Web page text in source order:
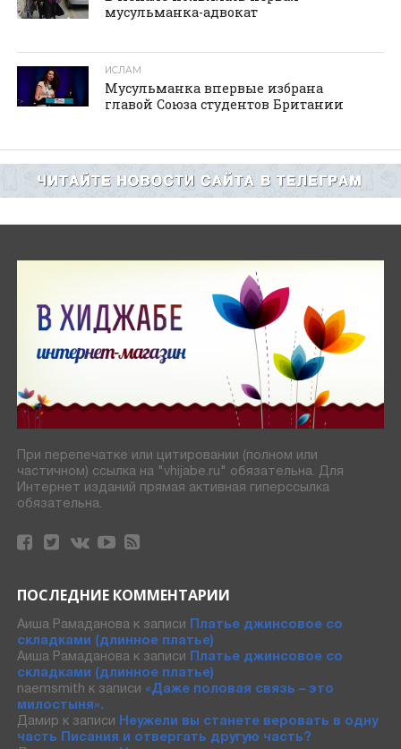
мусульманка-адвокат
ИСЛАМ
Мусульманка впервые избрана
главой Союза студентов Британии
При перепечатке или цитировании (полном или
частичном) ссылка на "vhijabe.ru" обязательна. Для
Интернет изданий прямая активная гиперссылка
обязательна.
ПОСЛЕДНИЕ КОММЕНТАРИИ
Аиша Рамадановак записи Платье джинсовое со
складками (длинное платье)
Аиша Рамадановак записи Платье джинсовое со
складками (длинное платье)
naemsmith к записи «Даже половая связь – это
милостыня».
Дамир к записи Неужели вы станете веровать в одну
часть Писания и отвергать другую часть?